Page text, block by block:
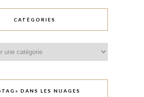
CATÉGORIES
DANS LES NUAGES